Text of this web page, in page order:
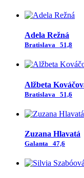
Adela Režná
Bratislava 51,8
Alžbeta
Bratislava 51,6
Zuzana Hlavatá
Galanta 47,6